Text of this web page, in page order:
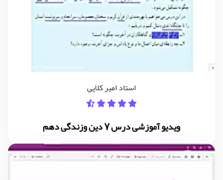
استاد امیر کلایی
ویدیو آموزشی درس 7 دین وزندگی دهم